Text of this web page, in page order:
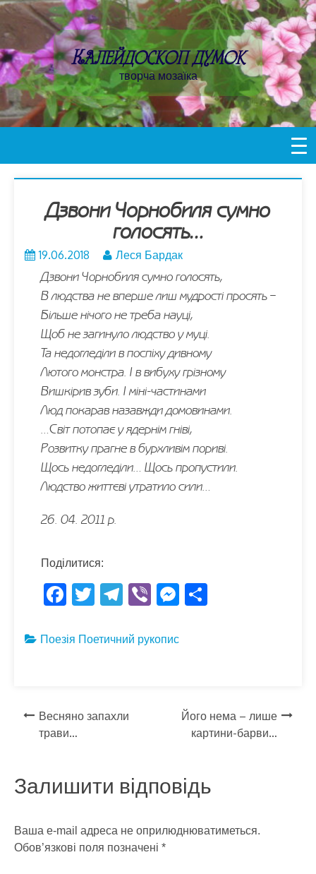
Пропустити
контент
Калейдоскоп думок
творча мозаїка
Дзвони Чорнобиля сумно
голосять…
19.06.2018 Леся Бардак
Дзвони Чорнобиля сумно голосять,
В людства не вперше лиш мудрості просять –
Більше нічого не треба науці,
Щоб не загинуло людство у муці.
Та недогледіли в поспіху дивному
Лютого монстра. І в вибуху грізному
Вишкірив зуби. І міні-частинами
Люд покарав назавжди домовинами.
…Світ потопає у ядернім гніві,
Розвитку прагне в бурхливім пориві.
Щось недогледіли… Щось пропустили.
Людство життєві утратило сили…
26. 04. 2011 р.
Поділитися:
F
e
o
k
T
itt
T
e
m
Vi
er
M
se
er
S
Поезія Поетичний рукопис
Навігація
Весняно запахли
трави…
Його нема – лише
картини-барви…
Залишити відповідь
Ваша e-mail адреса не оприлюднюватиметься.
Обов’язкові поля позначені *